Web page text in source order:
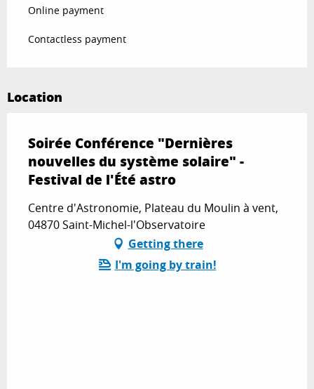
Online payment
Contactless payment
Location
Soirée Conférence "Dernières
nouvelles du système solaire" -
Festival de l'Été astro
Centre d'Astronomie, Plateau du Moulin à vent,
04870 Saint-Michel-l'Observatoire
Getting there
I'm going by train!